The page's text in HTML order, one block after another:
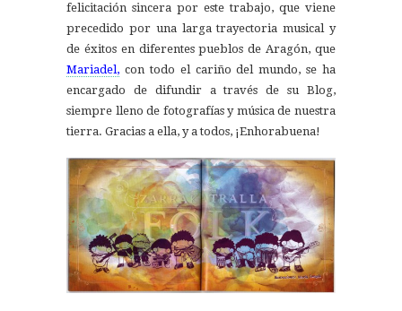
felicitación sincera por este trabajo, que viene
precedido por una larga trayectoria musical y
de éxitos en diferentes pueblos de Aragón, que
Mariadel, con todo el cariño del mundo, se ha
encargado de difundir a través de su Blog,
siempre lleno de fotografías y música de nuestra
tierra. Gracias a ella, y a todos, ¡Enhorabuena!